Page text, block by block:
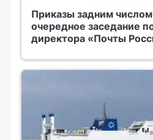
Приказы задним
очередное заседание
директора «Почты